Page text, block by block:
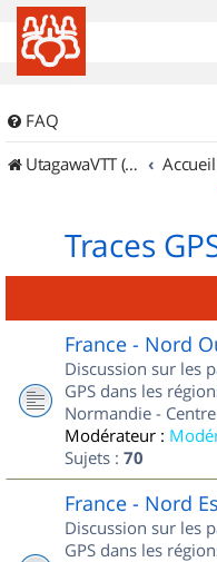
FAQ
UtagawaVTT (Randos VTT et VTTAE avec traces GPS)
Traces
France - Nord
Discussion sur les
GPS dans les
Normandie -
Modérateur :
Sujets : 70
France - Nord
Discussion sur les
GPS dans les